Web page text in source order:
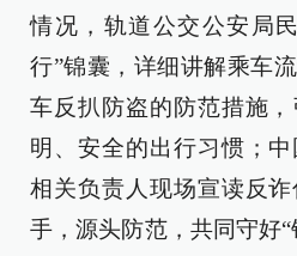
情况，轨道公交公安局
行”锦囊，详细讲解乘车
车反扒防盗的防范措施
明、安全的出行习惯；
相关负责人现场宣读反
手，源头防范，共同守好